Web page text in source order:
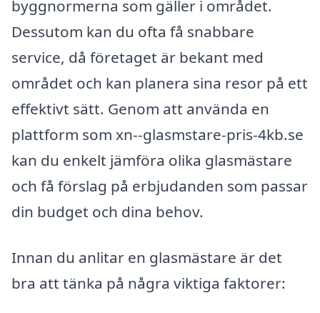
byggnormerna som gäller i området.
Dessutom kan du ofta få snabbare
service, då företaget är bekant med
området och kan planera sina resor på ett
effektivt sätt. Genom att använda en
plattform som xn--glasmstare-pris-4kb.se
kan du enkelt jämföra olika glasmästare
och få förslag på erbjudanden som passar
din budget och dina behov.
Innan du anlitar en glasmästare är det
bra att tänka på några viktiga faktorer: